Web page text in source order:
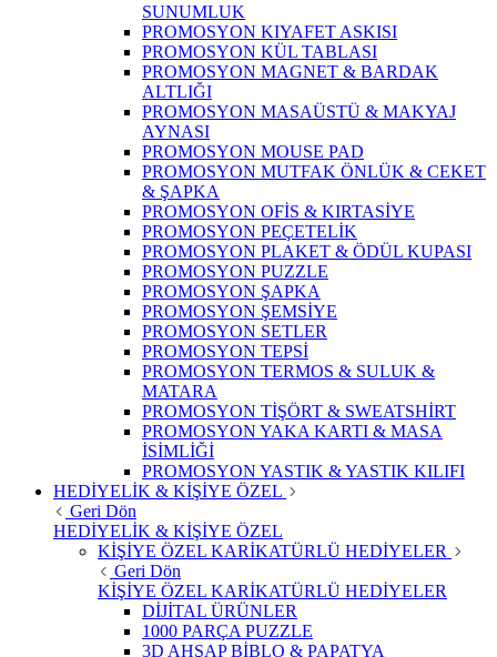
SUNUMLUK
PROMOSYON KIYAFET ASKISI
PROMOSYON KÜL TABLASI
PROMOSYON MAGNET & BARDAK
ALTLIĞI
PROMOSYON MASAÜSTÜ & MAKYAJ
AYNASI
PROMOSYON MOUSE PAD
PROMOSYON MUTFAK ÖNLÜK & CEKET
& ŞAPKA
PROMOSYON OFİS & KIRTASİYE
PROMOSYON PEÇETELİK
PROMOSYON PLAKET & ÖDÜL KUPASI
PROMOSYON PUZZLE
PROMOSYON ŞAPKA
PROMOSYON ŞEMSİYE
PROMOSYON SETLER
PROMOSYON TEPSİ
PROMOSYON TERMOS & SULUK &
MATARA
PROMOSYON TİŞÖRT & SWEATSHİRT
PROMOSYON YAKA KARTI & MASA
İSİMLİĞİ
PROMOSYON YASTIK & YASTIK KILIFI
HEDİYELİK & KİŞİYE ÖZEL
Geri Dön
HEDİYELİK & KİŞİYE ÖZEL
KİŞİYE ÖZEL KARİKATÜRLÜ HEDİYELER
Geri Dön
KİŞİYE ÖZEL KARİKATÜRLÜ HEDİYELER
DİJİTAL ÜRÜNLER
1000 PARÇA PUZZLE
3D AHŞAP BİBLO & PAPATYA